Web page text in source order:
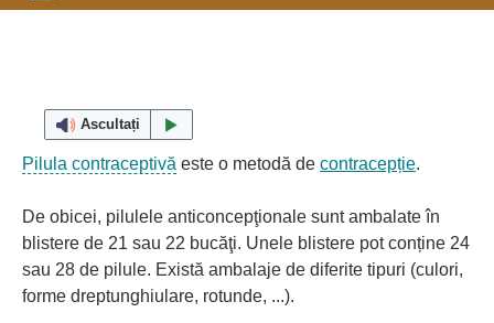
Ascultați
Pilula contraceptivă este o metodă de contracepție.
De obicei, pilulele anticoncepţionale sunt ambalate în
blistere de 21 sau 22 bucăţi. Unele blistere pot conține 24
sau 28 de pilule. Există ambalaje de diferite tipuri (culori,
forme dreptunghiulare, rotunde, ...).